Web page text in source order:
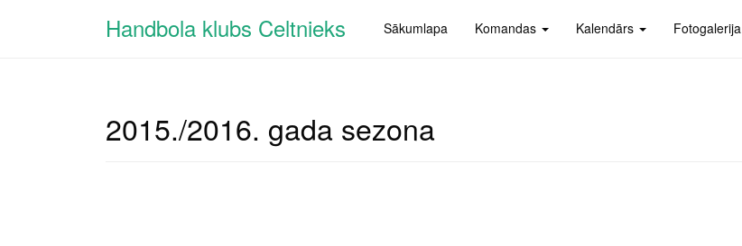
Handbola klubs Celtnieks Sākumlapa Komandas Kalendārs Fotogalerija
2015./2016. gada sezona